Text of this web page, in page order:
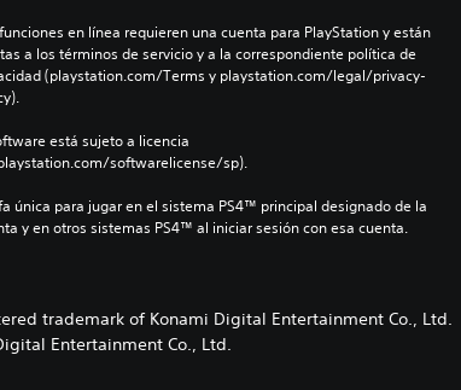
en línea requieren una cuenta para PlayStation y están
a los términos de servicio y a la correspondiente política de
(playstation.com/Terms y playstation.com/legal/privacy-
está sujeto a licencia
softwarelicense/sp).
única para jugar en el sistema PS4™ principal designado de la
y en otros sistemas PS4™ al iniciar sesión con esa cuenta.
trademark of Konami Digital Entertainment Co., Ltd.
Entertainment Co., Ltd.